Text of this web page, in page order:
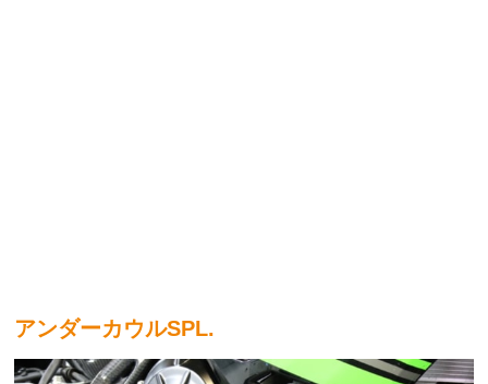
アンダーカウルSPL.